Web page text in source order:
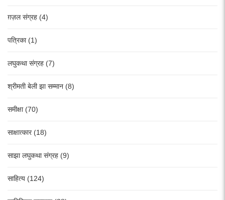
ग़ज़ल संग्रह (4)
पत्रिका (1)
लघुकथा संग्रह (7)
श्रीमती बेली झा सम्मान (8)
समीक्षा (70)
साक्षात्कार (18)
साझा लघुकथा संग्रह (9)
साहित्य (124)